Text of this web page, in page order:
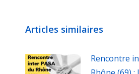
Articles similaires
Rencontre